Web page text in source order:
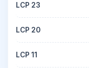
LCP 23
LCP 20
LCP 11